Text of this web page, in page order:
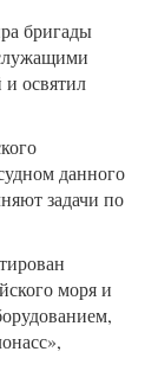
бригады
освятил
данного
задачи по
моря и